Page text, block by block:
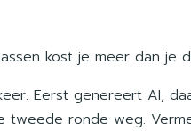
kost je meer dan je
Eerst genereert AI,
ronde weg.